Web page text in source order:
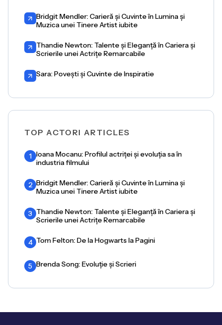
Bridgit Mendler: Carieră și Cuvinte în Lumina și
Muzica unei Tinere Artist iubite
Thandie Newton: Talente și Eleganță în Cariera și
Scrierile unei Actrițe Remarcabile
Sara: Povești și Cuvinte de Inspiratie
TOP ACTORI ARTICLES
1 Ioana Mocanu: Profilul actriței și evoluția sa în
industria filmului
2 Bridgit Mendler: Carieră și Cuvinte în Lumina și
Muzica unei Tinere Artist iubite
3 Thandie Newton: Talente și Eleganță în Cariera și
Scrierile unei Actrițe Remarcabile
4 Tom Felton: De la Hogwarts la Pagini
5 Brenda Song: Evoluție și Scrieri